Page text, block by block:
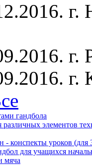
г.
гандбола
элементов
- конспекты уроков (для
для учащихся
мяча